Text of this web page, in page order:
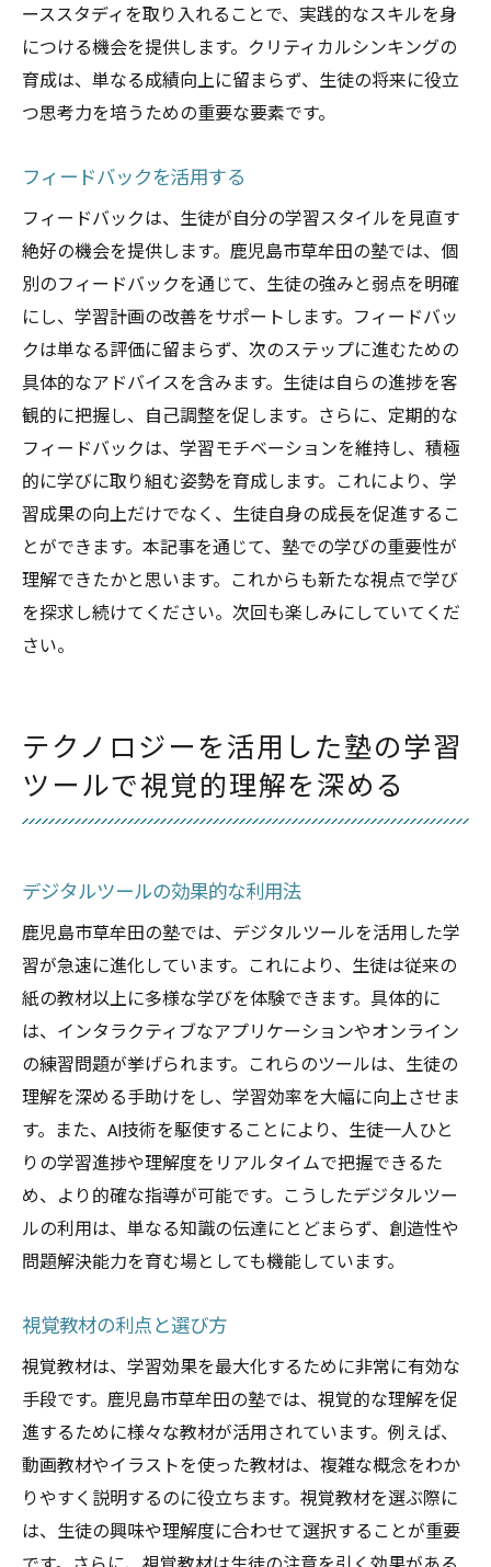
ーススタディを取り入れることで、実践的なスキルを身
につける機会を提供します。クリティカルシンキングの
育成は、単なる成績向上に留まらず、生徒の将来に役立
つ思考力を培うための重要な要素です。
フィードバックを活用する
フィードバックは、生徒が自分の学習スタイルを見直す
絶好の機会を提供します。鹿児島市草牟田の塾では、個
別のフィードバックを通じて、生徒の強みと弱点を明確
にし、学習計画の改善をサポートします。フィードバッ
クは単なる評価に留まらず、次のステップに進むための
具体的なアドバイスを含みます。生徒は自らの進捗を客
観的に把握し、自己調整を促します。さらに、定期的な
フィードバックは、学習モチベーションを維持し、積極
的に学びに取り組む姿勢を育成します。これにより、学
習成果の向上だけでなく、生徒自身の成長を促進するこ
とができます。本記事を通じて、塾での学びの重要性が
理解できたかと思います。これからも新たな視点で学び
を探求し続けてください。次回も楽しみにしていてくだ
さい。
テクノロジーを活用した塾の学習
ツールで視覚的理解を深める
デジタルツールの効果的な利用法
鹿児島市草牟田の塾では、デジタルツールを活用した学
習が急速に進化しています。これにより、生徒は従来の
紙の教材以上に多様な学びを体験できます。具体的に
は、インタラクティブなアプリケーションやオンライン
の練習問題が挙げられます。これらのツールは、生徒の
理解を深める手助けをし、学習効率を大幅に向上させま
す。また、AI技術を駆使することにより、生徒一人ひと
りの学習進捗や理解度をリアルタイムで把握できるた
め、より的確な指導が可能です。こうしたデジタルツー
ルの利用は、単なる知識の伝達にとどまらず、創造性や
問題解決能力を育む場としても機能しています。
視覚教材の利点と選び方
視覚教材は、学習効果を最大化するために非常に有効な
手段です。鹿児島市草牟田の塾では、視覚的な理解を促
進するために様々な教材が活用されています。例えば、
動画教材やイラストを使った教材は、複雑な概念をわか
りやすく説明するのに役立ちます。視覚教材を選ぶ際に
は、生徒の興味や理解度に合わせて選択することが重要